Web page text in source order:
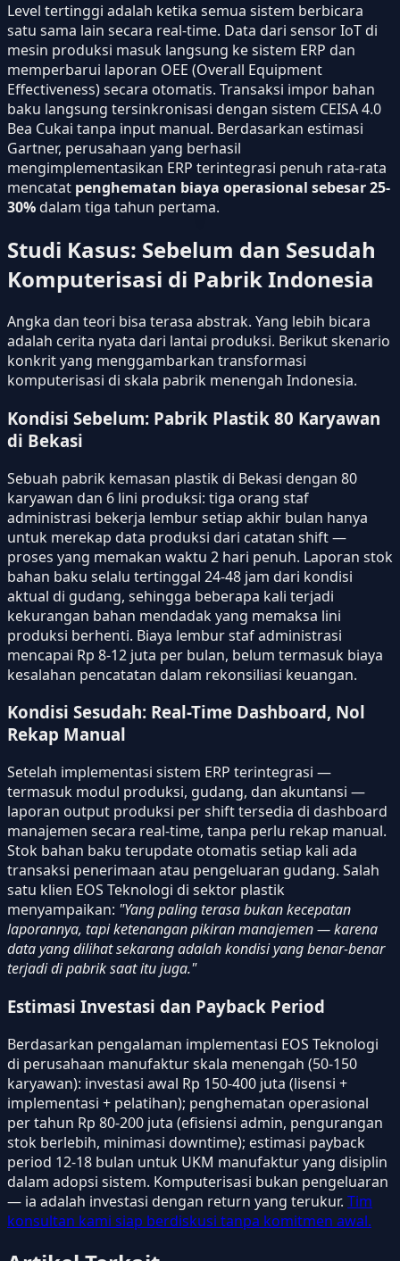
Level tertinggi adalah ketika semua sistem berbicara
satu sama lain secara real-time. Data dari sensor IoT di
mesin produksi masuk langsung ke sistem ERP dan
memperbarui laporan OEE (Overall Equipment
Effectiveness) secara otomatis. Transaksi impor bahan
baku langsung tersinkronisasi dengan sistem CEISA 4.0
Bea Cukai tanpa input manual. Berdasarkan estimasi
Gartner, perusahaan yang berhasil
mengimplementasikan ERP terintegrasi penuh rata-rata
mencatat penghematan biaya operasional sebesar 25-
30%dalam tiga tahun pertama.
Studi Kasus: Sebelum dan Sesudah
Komputerisasi di Pabrik Indonesia
Angka dan teori bisa terasa abstrak. Yang lebih bicara
adalah cerita nyata dari lantai produksi. Berikut skenario
konkrit yang menggambarkan transformasi
komputerisasi di skala pabrik menengah Indonesia.
Kondisi Sebelum: Pabrik Plastik 80 Karyawan
di Bekasi
Sebuah pabrik kemasan plastik di Bekasi dengan 80
karyawan dan 6 lini produksi: tiga orang staf
administrasi bekerja lembur setiap akhir bulan hanya
untuk merekap data produksi dari catatan shift —
proses yang memakan waktu 2 hari penuh. Laporan stok
bahan baku selalu tertinggal 24-48 jam dari kondisi
aktual di gudang, sehingga beberapa kali terjadi
kekurangan bahan mendadak yang memaksa lini
produksi berhenti. Biaya lembur staf administrasi
mencapai Rp 8-12 juta per bulan, belum termasuk biaya
kesalahan pencatatan dalam rekonsiliasi keuangan.
Kondisi Sesudah: Real-Time Dashboard, Nol
Rekap Manual
Setelah implementasi sistem ERP terintegrasi —
termasuk modul produksi, gudang, dan akuntansi —
laporan output produksi per shift tersedia di dashboard
manajemen secara real-time, tanpa perlu rekap manual.
Stok bahan baku terupdate otomatis setiap kali ada
transaksi penerimaan atau pengeluaran gudang. Salah
satu klien EOS Teknologi di sektor plastik
menyampaikan: "Yang paling terasa bukan kecepatan
laporannya, tapi ketenangan pikiran manajemen — karena
data yang dilihat sekarang adalah kondisi yang benar-benar
terjadi di pabrik saat itu juga."
Estimasi Investasi dan Payback Period
Berdasarkan pengalaman implementasi EOS Teknologi
di perusahaan manufaktur skala menengah (50-150
karyawan): investasi awal Rp 150-400 juta (lisensi +
implementasi + pelatihan); penghematan operasional
per tahun Rp 80-200 juta (efisiensi admin, pengurangan
stok berlebih, minimasi downtime); estimasi payback
period 12-18 bulan untuk UKM manufaktur yang disiplin
dalam adopsi sistem. Komputerisasi bukan pengeluaran
— ia adalah investasi dengan return yang terukur. Tim
konsultan kami siap berdiskusi tanpa komitmen awal.